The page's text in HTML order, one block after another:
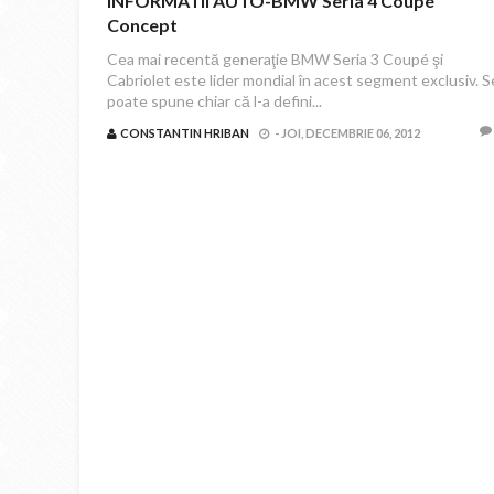
Concept
Cea mai recentă generaţie BMW Seria 3 Coupé şi
Cabriolet este lider mondial în acest segment exclusiv.
poate spune chiar că l-a defini...
CONSTANTIN HRIBAN - JOI, DECEMBRIE 06, 2012